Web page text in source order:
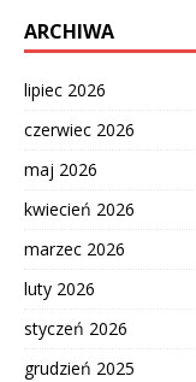
ARCHIWA
lipiec 2026
czerwiec 2026
maj 2026
kwiecień 2026
marzec 2026
luty 2026
styczeń 2026
grudzień 2025